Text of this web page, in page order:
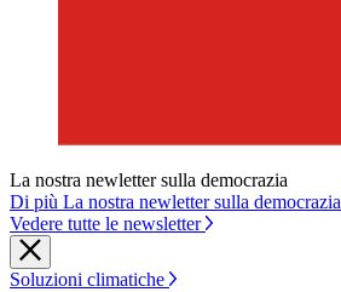
La nostra newletter sulla democrazia
Di più La nostra newletter sulla democrazia
Vedere tutte le newsletter
Soluzioni climatiche